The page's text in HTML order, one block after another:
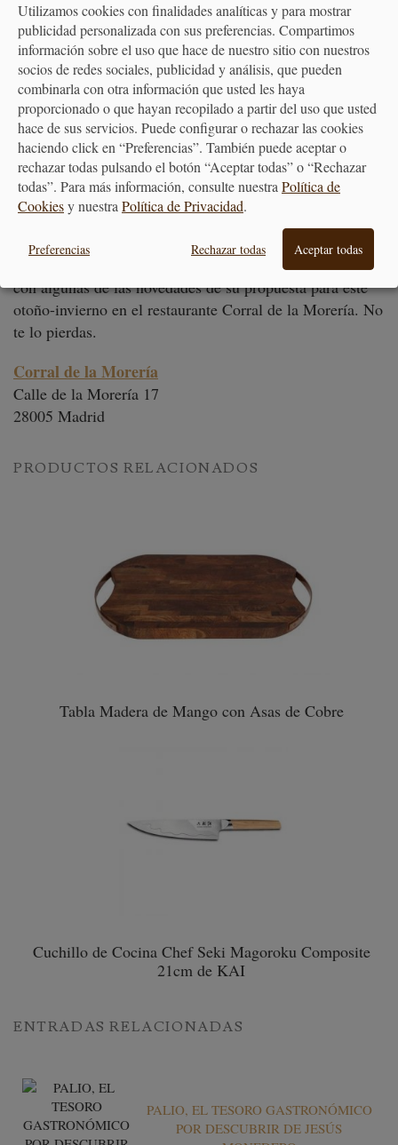
CUÁNDO PUEDES DISFRUTAR DE
DAVID GARCÍA
Y si te has quedado con ganas de más, el próximo 20 de
octubre tenemos la suerte de contar con David García en
nuestra escuela impartiendo la masterclass “
Morería, cocina de raíces
”. En este curso, David te
mostrará algunos de sus platos más emblemáticos junto
con algunas de las novedades de su propuesta para este
otoño-invierno en el restaurante Corral de la Morería. No
te lo pierdas.
Corral de la Morería
Calle de la Morería 17
28005 Madrid
PRODUCTOS RELACIONADOS
Tabla Madera de Mango con Asas de Cobre
Cuchillo de Cocina Chef Seki Magoroku Composite
21cm de KAI
ENTRADAS RELACIONADAS
PALIO, EL TESORO GASTRONÓMICO
POR DESCUBRIR DE JESÚS
Utilizamos cookies con finalidades analíticas y para mostrar
publicidad personalizada con sus preferencias. Compartimos
información sobre el uso que hace de nuestro sitio con nuestros
socios de redes sociales, publicidad y análisis, que pueden
combinarla con otra información que usted les haya
proporcionado o que hayan recopilado a partir del uso que usted
hace de sus servicios. Puede configurar o rechazar las cookies
haciendo click en “Preferencias”. También puede aceptar o
rechazar todas pulsando el botón “Aceptar todas” o “Rechazar
todas”. Para más información, consulte nuestra Política de
Cookiesy nuestra Política de Privacidad.
Preferencias Rechazar todas Aceptar todas